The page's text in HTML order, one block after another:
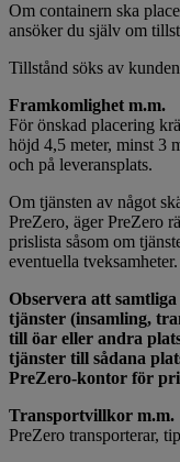
Om containern ska
ansöker du själv om
Tillstånd söks av
Framkomlighet m.m.
För önskad placering
höjd 4,5 meter, minst 3
och på leveransplats.
Om tjänsten av något
PreZero, äger PreZero
prislista såsom om
eventuella tveksamheter.
Observera att
tjänster (insamling,
till öar eller andra
tjänster till sådana
PreZero-kontor för
Transportvillkor m.m.
PreZero transporterar,